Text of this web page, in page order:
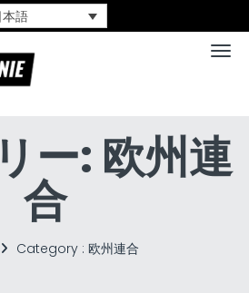
本語
ー: 欧州連
合
Category : 欧州連合